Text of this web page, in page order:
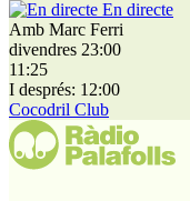
En directe
Amb Marc Ferri
divendres 23:00
11:25
I després: 12:00
Cocodril Club
encallat
El més llegit
1
ESPORTS CAP